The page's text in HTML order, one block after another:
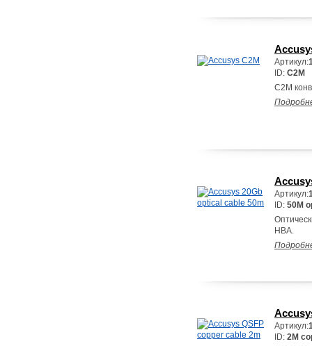
Артикул:
ID: C2M
C2M
Артикул:
ID: 50M
HBA.
Артикул:
ID: 2M